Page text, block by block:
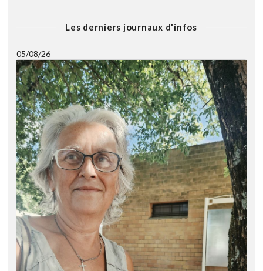
Les derniers journaux d'infos
05/08/26